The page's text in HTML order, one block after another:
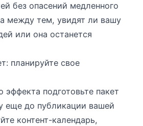
без опасений медленного
между тем, увидят ли вашу
или она останется
планируйте свое
подготовьте пакет
еще до публикации вашей
контент-календарь,